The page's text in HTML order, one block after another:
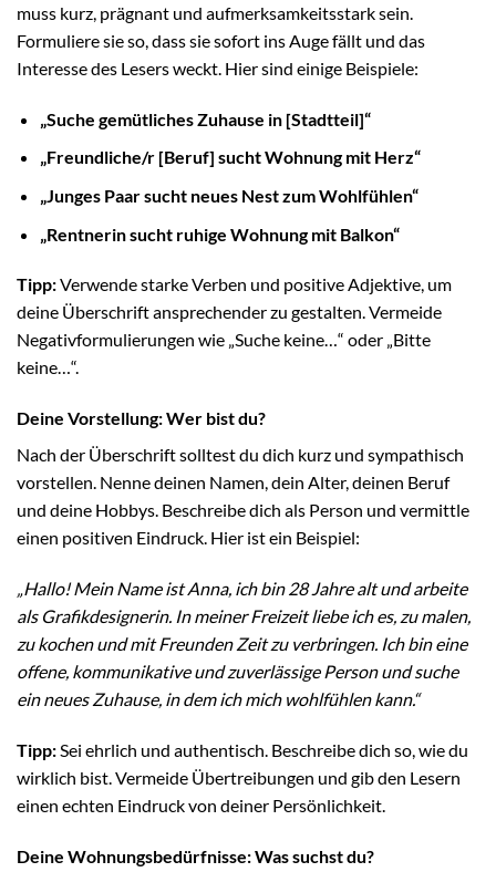
muss kurz, prägnant und aufmerksamkeitsstark sein.
Formuliere sie so, dass sie sofort ins Auge fällt und das
Interesse des Lesers weckt. Hier sind einige Beispiele:
„Suche gemütliches Zuhause in [Stadtteil]“
„Freundliche/r [Beruf] sucht Wohnung mit Herz“
„Junges Paar sucht neues Nest zum Wohlfühlen“
„Rentnerin sucht ruhige Wohnung mit Balkon“
Tipp:Verwende starke Verben und positive Adjektive, um
deine Überschrift ansprechender zu gestalten. Vermeide
Negativformulierungen wie „Suche keine…“ oder „Bitte
keine…“.
Deine Vorstellung: Wer bist du?
Nach der Überschrift solltest du dich kurz und sympathisch
vorstellen. Nenne deinen Namen, dein Alter, deinen Beruf
und deine Hobbys. Beschreibe dich als Person und vermittle
einen positiven Eindruck. Hier ist ein Beispiel:
„Hallo! Mein Name ist Anna, ich bin 28 Jahre alt und arbeite
als Grafikdesignerin. In meiner Freizeit liebe ich es, zu malen,
zu kochen und mit Freunden Zeit zu verbringen. Ich bin eine
offene, kommunikative und zuverlässige Person und suche
ein neues Zuhause, in dem ich mich wohlfühlen kann.“
Tipp:Sei ehrlich und authentisch. Beschreibe dich so, wie du
wirklich bist. Vermeide Übertreibungen und gib den Lesern
einen echten Eindruck von deiner Persönlichkeit.
Deine Wohnungsbedürfnisse: Was suchst du?